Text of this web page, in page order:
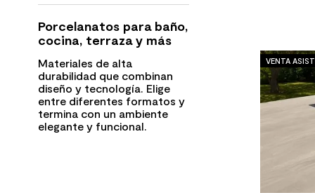
Porcelanatos para baño,
cocina, terraza y más
Materiales de alta
durabilidad que combinan
diseño y tecnología. Elige
entre diferentes formatos y
termina con un ambiente
elegante y funcional.
VENTA